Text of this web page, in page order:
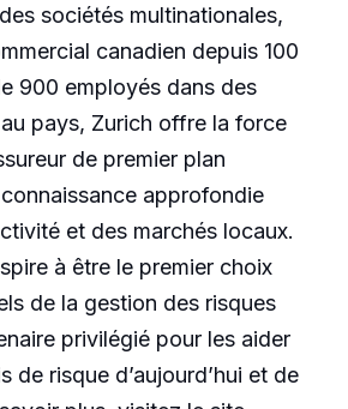
sociétés multinationales,
canadien depuis 100
900 employés dans des
pays, Zurich offre la force
de premier plan
approfondie
et des marchés locaux.
à être le premier choix
de la gestion des risques
privilégié pour les aider
de risque d’aujourd’hui et de